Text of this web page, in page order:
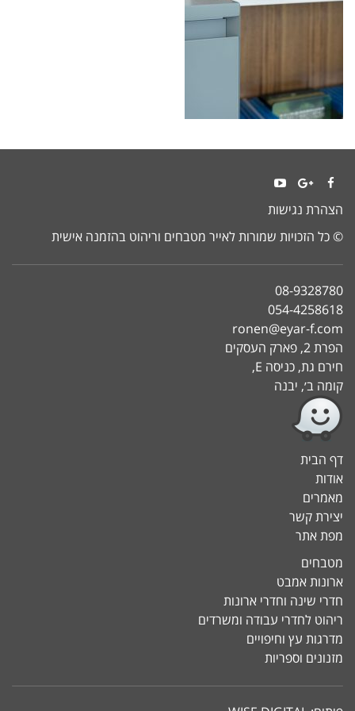
Facebook
Google+
YouTubeהצהרת נגישות
© כל הזכויות שמורות לאייר מטבחים וריהוט בהזמנה אישית
08-9328780
054-4258618
ronen@eyar-f.com
הפרת 2, פארק העסקים
חירם גת, כניסה E,
קומה ב׳, יבנה
דף הבית
אודות
מאמרים
יצירת קשר
מפת אתר
מטבחים
ארונות אמבט
חדרי שינה וחדרי ארונות
ריהוט לחדרי עבודה ומשרדים
מדרגות עץ וחיפויים
מזנונים וספריות